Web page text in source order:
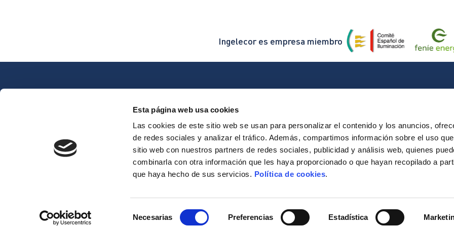
Esta página web usa cookies
Las cookies de este sitio web se usan para personalizar el contenido y los anuncios,
de redes sociales y analizar el tráfico. Además, compartimos información sobre el uso
sitio web con nuestros partners de redes sociales, publicidad y análisis web, quienes
combinarla con otra información que les haya proporcionado o que hayan recopilado a
que haya hecho de sus servicios. Política de cookies.
Necesarias Preferencias Estadística
Ingelecor es empresa miembro
Iluminación
Asesoría energética
Sistemas CCTV
Telecomunicaciones
Contraincendios
Puntos de recarga
Proyectos
Noticias
Contacto